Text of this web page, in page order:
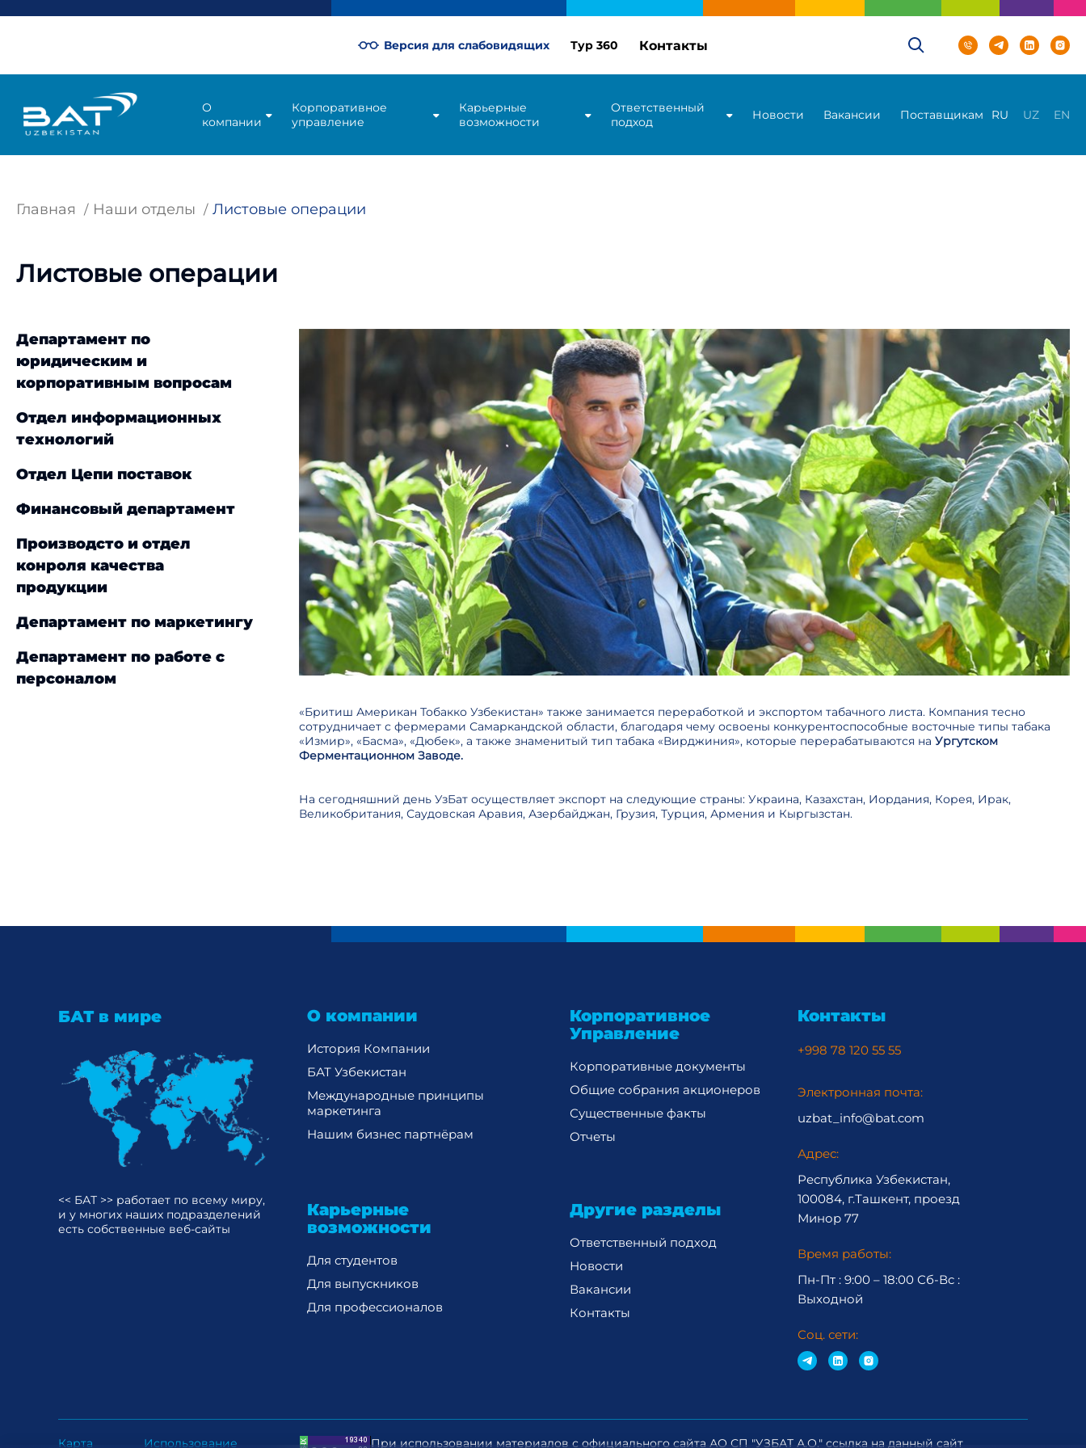
Версия для слабовидящих Тур 360 Контакты
О
компании
Корпоративное
управление
Карьерные
возможности
Ответственный
подход
Новости Вакансии Поставщикам RU UZ EN
Главная Наши отделы Листовые операции
Листовые операции
Департамент по
юридическим и
корпоративным вопросам
Отдел информационных
технологий
Отдел Цепи поставок
Финансовый департамент
Производсто и отдел
конроля качества
продукции
Департамент по маркетингу
Департамент по работе с
персоналом
«Бритиш Американ Тобакко Узбекистан» также занимается переработкой и экспортом табачного листа. Компания тесно
сотрудничает с фермерами Самаркандской области, благодаря чему освоены конкурентоспособные восточные типы табака
«Измир», «Басма», «Дюбек», а также знаменитый тип табака «Вирджиния», которые перерабатываются на Ургутском
Ферментационном Заводе.
На сегодняшний день УзБат осуществляет экспорт на следующие страны: Украина, Казахстан, Иордания, Корея, Ирак,
Великобритания, Саудовская Аравия, Азербайджан, Грузия, Турция, Армения и Кыргызстан.
БАТ в мире
<< БАТ >> работает по всему миру,
и у многих наших подразделений
есть собственные веб-сайты
О компании
История Компании
БАТ Узбекистан
Международные принципы
маркетинга
Нашим бизнес партнёрам
Корпоративное
Управление
Корпоративные документы
Общие собрания акционеров
Существенные факты
Отчеты
Карьерные
возможности
Для студентов
Для выпускников
Для профессионалов
Другие разделы
Ответственный подход
Новости
Вакансии
Контакты
Контакты
+998 78 120 55 55
Электронная почта:
uzbat_info@bat.com
Адрес:
Республика Узбекистан,
100084, г.Ташкент, проезд
Минор 77
Время работы:
Пн-Пт : 9:00 – 18:00 Сб-Вc :
Выходной
Соц. сети:
Карта Использование При использовании материалов с официального сайта АО СП "УЗБАТ А.О." ссылка на данный сайт